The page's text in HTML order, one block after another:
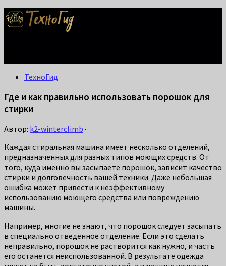
ТехноГид
Где и как правильно использовать порошок для
стирки
Автор: k2-winterclimb ·
Каждая стиральная машина имеет несколько отделений,
предназначенных для разных типов моющих средств. От
того, куда именно вы засыпаете порошок, зависит качество
стирки и долговечность вашей техники. Даже небольшая
ошибка может привести к неэффективному
использованию моющего средства или повреждению
машины.
Например, многие не знают, что порошок следует засыпать
в специально отведенное отделение. Если это сделать
неправильно, порошок не растворится как нужно, и часть
его останется неиспользованной. В результате одежда